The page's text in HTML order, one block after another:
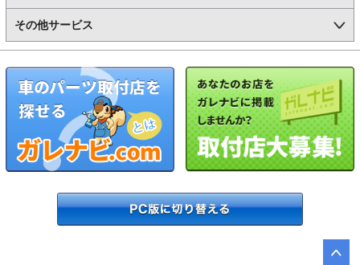
その他サービス